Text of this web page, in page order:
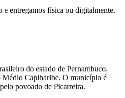
e entregamos física ou digitalmente.
do estado de Pernambuco,
Capibaribe. O município é
povoado de Picarreira.